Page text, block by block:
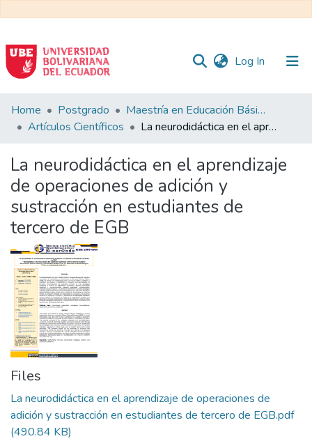
Log In (current)
Communities
&
All of DSpace
Statistics
Home Postgrado
Maestría en Educación Básica
Artículos Científicos
La neurodidáctica en el aprendizaje de operaciones de adición y sustracción en estudiantes de tercero de EGB
La neurodidáctica en el aprendizaje
de operaciones de adición y
sustracción en estudiantes de
tercero de EGB
Files
La neurodidáctica en el aprendizaje de operaciones de
adición y sustracción en estudiantes de tercero de EGB.pdf
(490.84 KB)